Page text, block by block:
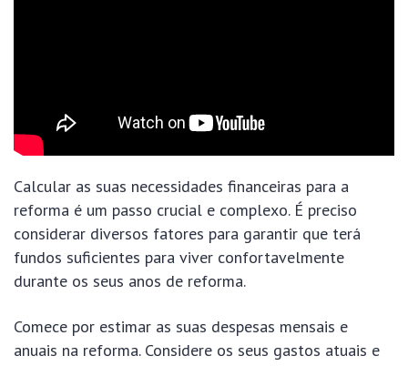
Calcular as suas necessidades financeiras para a
reforma é um passo crucial e complexo. É preciso
considerar diversos fatores para garantir que terá
fundos suficientes para viver confortavelmente
durante os seus anos de reforma.
Comece por estimar as suas despesas mensais e
anuais na reforma. Considere os seus gastos atuais e